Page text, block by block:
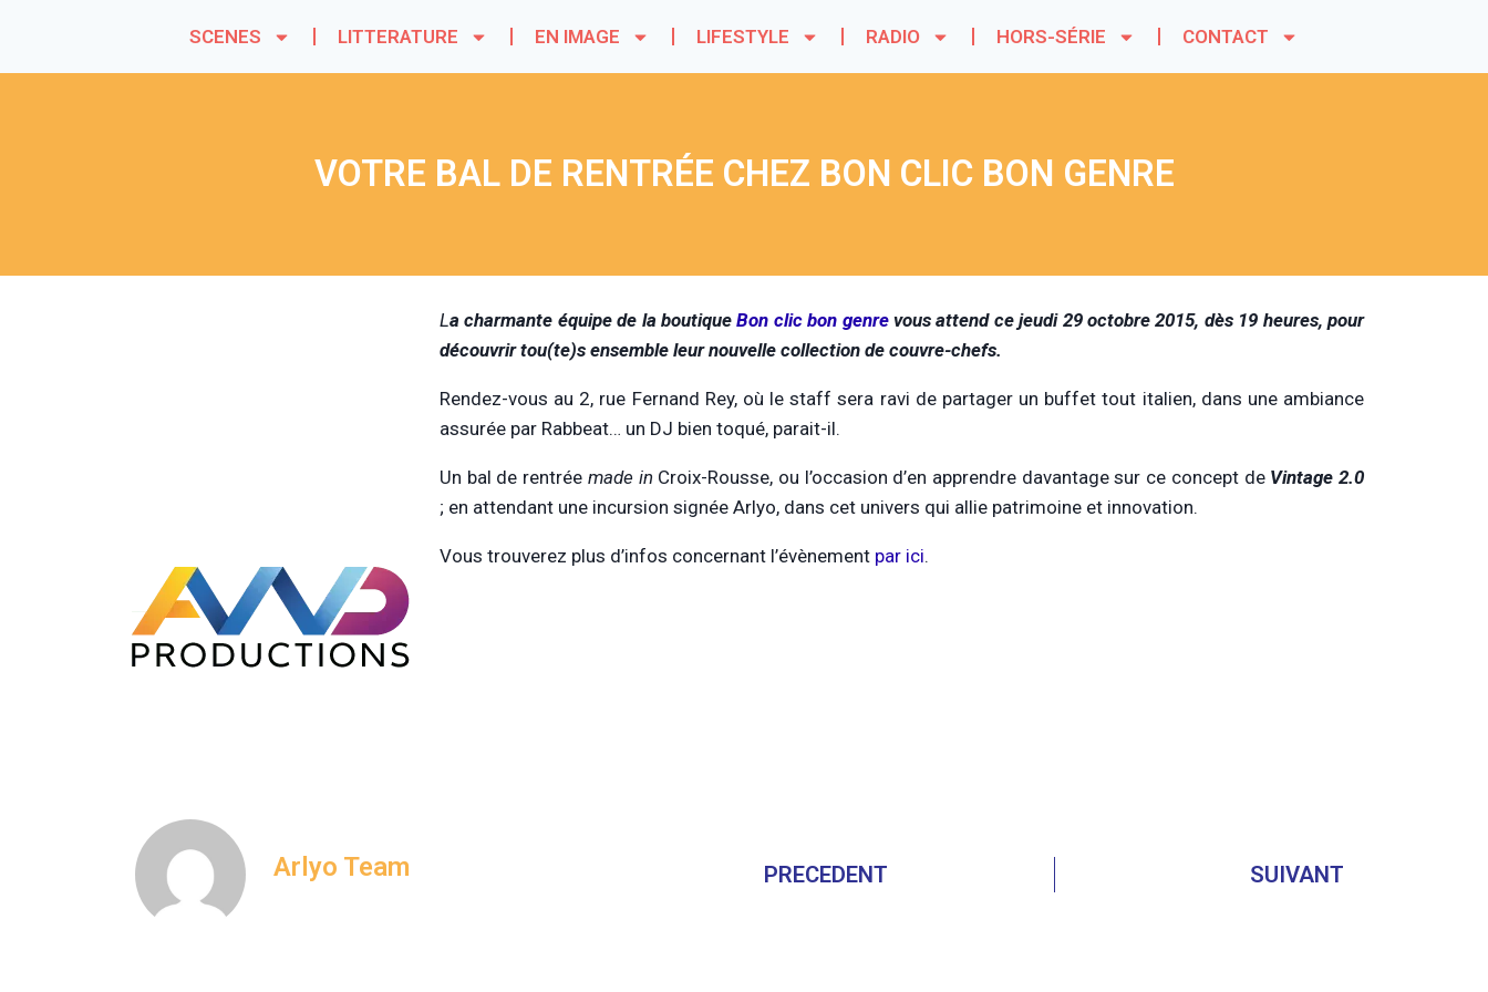
SCENES LITTERATURE EN IMAGE LIFESTYLE RADIO HORS-SÉRIE CONTACT
VOTRE BAL DE RENTRÉE CHEZ BON CLIC BON GENRE
La charmante équipe de la boutiqueBon clic bon genrevous attend ce jeudi 29 octobre 2015, dès 19 heures, pour
découvrir tou(te)s ensemble leur nouvelle collection de couvre-chefs.
Rendez-vous au 2, rue Fernand Rey, où le staff sera ravi de partager un buffet tout italien, dans une ambiance
assurée par Rabbeat… un DJ bien toqué, parait-il.
Un bal de rentrée made in Croix-Rousse, ou l’occasion d’en apprendre davantage sur ce concept de Vintage 2.0
; en attendant une incursion signée Arlyo, dans cet univers qui allie patrimoine et innovation.
Vous trouverez plus d’infos concernant l’évènement par ici.
Arlyo Team PRECEDENT SUIVANT